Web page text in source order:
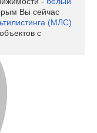
Вы сейчас
(МЛС)
с